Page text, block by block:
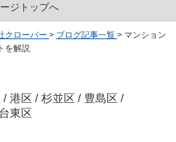
ジトップへ
クローバー > ブログ記事一覧 > マンション
を解説
/ 港区 / 杉並区 / 豊島区 /
台東区